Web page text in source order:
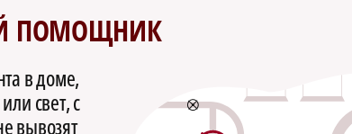
ПОМОЩНИК
в доме,
свет, с
вывозят